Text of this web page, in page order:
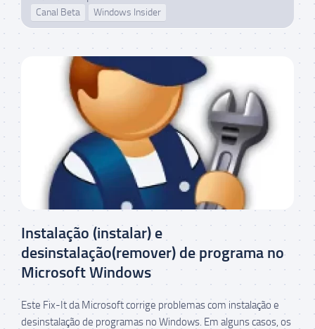
Canal Beta Windows Insider
Instalação (instalar) e
desinstalação(remover) de programa no
Microsoft Windows
Este Fix-It da Microsoft corrige problemas com instalação e
desinstalação de programas no Windows. Em alguns casos, os